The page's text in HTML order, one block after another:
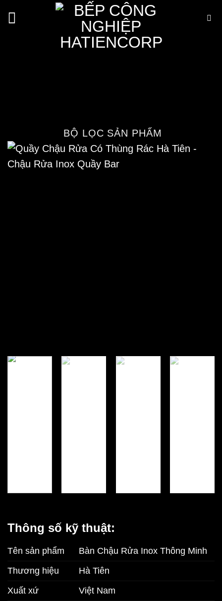
qua
Quầy Chậu Rửa Có Thùng Rác
BỘ LỌC SẢN PHẨM
Thông số kỹ thuật:
Tên sản phẩm
Bàn Chậu Rửa Inox Thông Minh
Thương hiệu
Hà Tiên
Xuất xứ
Việt Nam